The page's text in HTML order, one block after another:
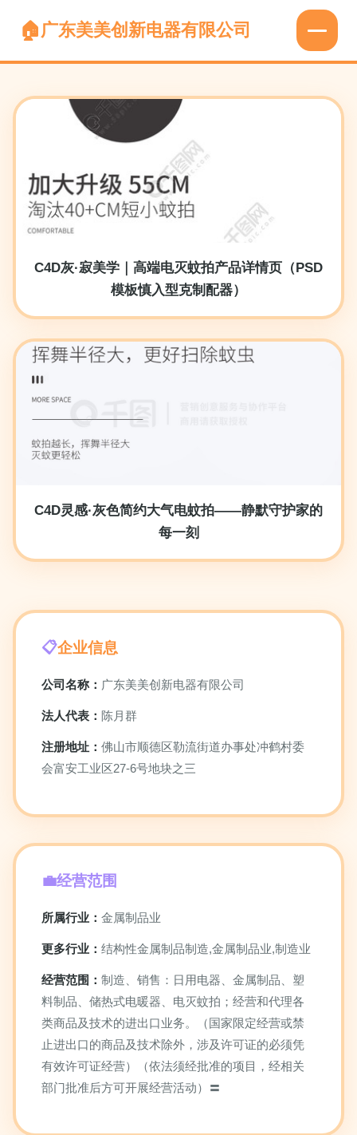
广东美美创新电器有限公司
C4D灰·寂美学｜高端电灭蚊拍产品详情页（PSD
模板慎入型克制配器）
C4D灵感·灰色简约大气电蚊拍——静默守护家的
每一刻
企业信息
公司名称： 广东美美创新电器有限公司
法人代表： 陈月群
注册地址： 佛山市顺德区勒流街道办事处冲鹤村委
会富安工业区27-6号地块之三
经营范围
所属行业： 金属制品业
更多行业： 结构性金属制品制造,金属制品业,制造业
经营范围： 制造、销售：日用电器、金属制品、塑
料制品、储热式电暖器、电灭蚊拍；经营和代理各
类商品及技术的进出口业务。（国家限定经营或禁
止进出口的商品及技术除外，涉及许可证的必须凭
有效许可证经营）（依法须经批准的项目，经相关
部门批准后方可开展经营活动）〓